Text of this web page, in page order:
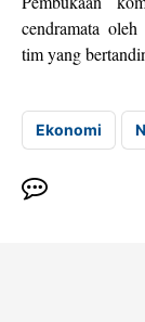
cendramata
tim yang
Ekonomi